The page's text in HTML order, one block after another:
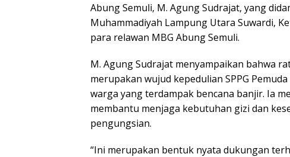
Abung Semuli, M. Agung Sudrajat, yang
Muhammadiyah Lampung Utara Suwardi,
para relawan MBG Abung Semuli.
M. Agung Sudrajat menyampaikan bahwa
merupakan wujud kepedulian SPPG
warga yang terdampak bencana banjir. Ia
membantu menjaga kebutuhan gizi dan
pengungsian.
“Ini merupakan bentuk nyata dukungan